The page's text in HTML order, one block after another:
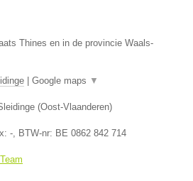
Thines en in de provincie Waals-
Google maps ▼
(Oost-Vlaanderen)
- , BTW-nr: BE 0862 842 714